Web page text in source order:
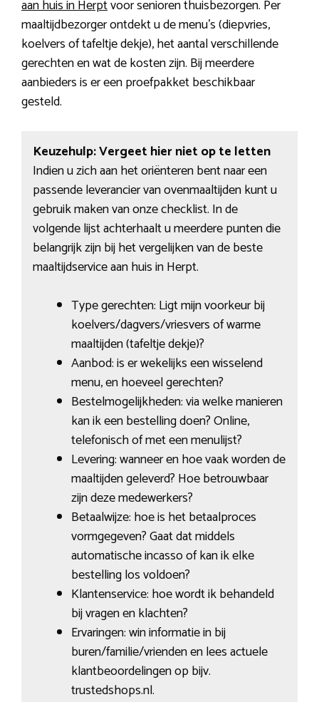
aan huis in Herptvoor senioren thuisbezorgen. Per
maaltijdbezorger ontdekt u de menu’s (diepvries,
koelvers of tafeltje dekje), het aantal verschillende
gerechten en wat de kosten zijn. Bij meerdere
aanbieders is er een proefpakket beschikbaar
gesteld.
Keuzehulp: Vergeet hier niet op te letten
Indien u zich aan het oriënteren bent naar een
passende leverancier van ovenmaaltijden kunt u
gebruik maken van onze checklist. In de
volgende lijst achterhaalt u meerdere punten die
belangrijk zijn bij het vergelijken van de beste
maaltijdservice aan huis in Herpt.
Type gerechten: Ligt mijn voorkeur bij
koelvers/dagvers/vriesvers of warme
maaltijden (tafeltje dekje)?
Aanbod: is er wekelijks een wisselend
menu, en hoeveel gerechten?
Bestelmogelijkheden: via welke manieren
kan ik een bestelling doen? Online,
telefonisch of met een menulijst?
Levering: wanneer en hoe vaak worden de
maaltijden geleverd? Hoe betrouwbaar
zijn deze medewerkers?
Betaalwijze: hoe is het betaalproces
vormgegeven? Gaat dat middels
automatische incasso of kan ik elke
bestelling los voldoen?
Klantenservice: hoe wordt ik behandeld
bij vragen en klachten?
Ervaringen: win informatie in bij
buren/familie/vrienden en lees actuele
klantbeoordelingen op bijv.
trustedshops.nl.